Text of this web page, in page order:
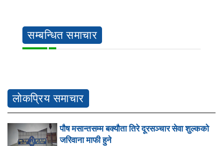
सम्बन्धित समाचार
लोकप्रिय समाचार
पौष मसान्तसम्म बक्यौता तिरे दूरसञ्चार सेवा शुल्कको
जरिवाना माफी हुने